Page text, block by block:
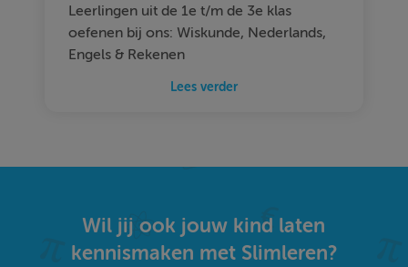
Leerlingen uit de 1e t/m de 3e klas
oefenen bij ons: Wiskunde, Nederlands,
Engels & Rekenen
Lees verder
Wil jij ook jouw kind laten
kennismaken met Slimleren?